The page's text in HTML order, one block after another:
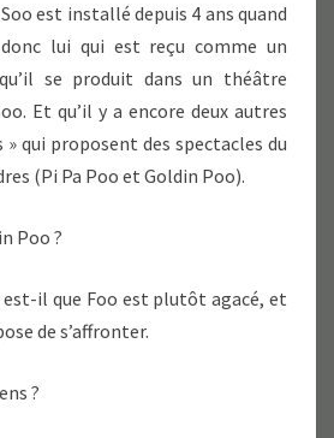
est installé depuis 4 ans quand
donc lui qui est reçu comme un
se produit dans un théâtre
Et qu’il y a encore deux autres
» qui proposent des spectacles du
(Pi Pa Poo et Goldin Poo).
Poo ?
est-il que Foo est plutôt agacé, et
de s’affronter.
?